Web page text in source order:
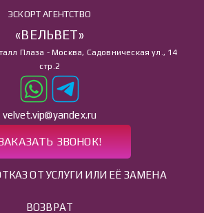
ЭСКОРТ АГЕНТСТВО
«ВЕЛЬВЕТ»
Плаза - Москва, Садовническая ул., 14
стр.2
velvet.vip@yandex.ru
ЗВОНОК!
ОТ УСЛУГИ ИЛИ ЕЁ ЗАМЕНА
ВОЗВРАТ